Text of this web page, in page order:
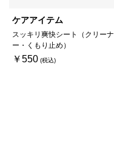
ケアアイテム
スッキリ爽快シート（クリーナ
ー・くもり止め）
￥550